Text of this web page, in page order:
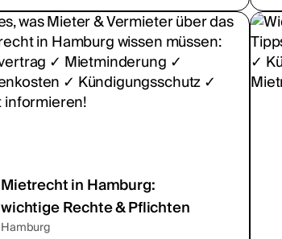
Mietrecht in Hamburg:
wichtige Rechte & Pflichten
Hamburg